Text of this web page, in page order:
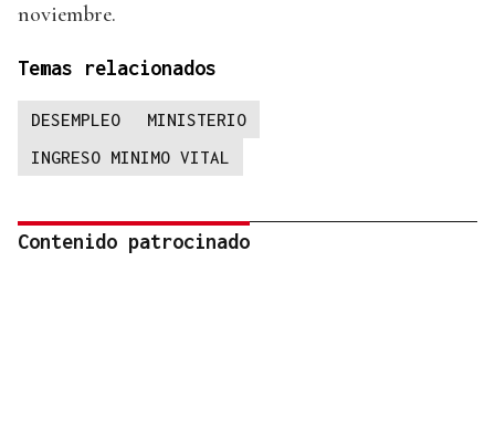
noviembre.
Temas relacionados
DESEMPLEO
MINISTERIO
INGRESO MINIMO VITAL
Contenido patrocinado